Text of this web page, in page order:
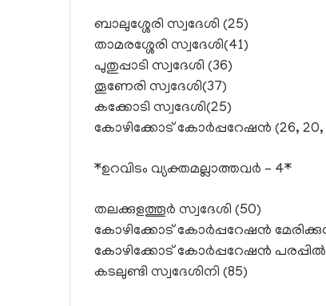
ബാലുശ്ശേരി സ്വദേശി (25)
താമരശ്ശേരി സ്വദേശി(41)
പുതുപ്പാടി സ്വദേശി (36)
തൂണേരി സ്വദേശി(37)
കക്കോടി സ്വദേശി(25)
കോഴിക്കോട് കോര്‍പ്പറേഷന്‍ (26, 20,
*ഉറവിടം വ്യക്തമല്ലാത്തവര്‍ – 4*
തലക്കുളത്തൂര്‍ സ്വദേശി (50)
കോഴിക്കോട് കോര്‍പ്പറേഷന്‍
കോഴിക്കോട് കോര്‍പ്പറേഷന്‍ പരപ്പില്‍
കടലുണ്ടി സ്വദേശിനി (85)